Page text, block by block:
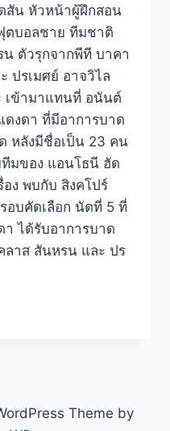
สัน หัวหน้าผู้ฝึกสอน
ตบอลชาย ทีมชาติ
น ตัวรุกจากพีที บาคา
ปรเมศย์ อาจวิไล
เข้ามาแทนที่ อนันต์
ดงดา ที่มีอาการบาด
หลังมีชื่อเป็น 23 คน
มของ แอนโธนี ฮัด
ง พบกับ สิงคโปร์
อบคัดเลือก นัดที่ 5 ที่
า ได้รับอาการบาด
ลาส สันหรน และ ปร
Theme by